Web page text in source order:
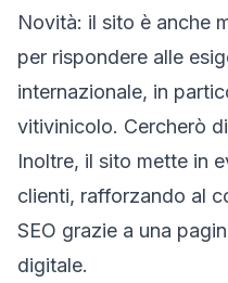
Novità: il sito è anche
per rispondere alle
internazionale, in
vitivinicolo. Cercherò
Inoltre, il sito mette in
clienti, rafforzando al
SEO grazie a una
digitale.